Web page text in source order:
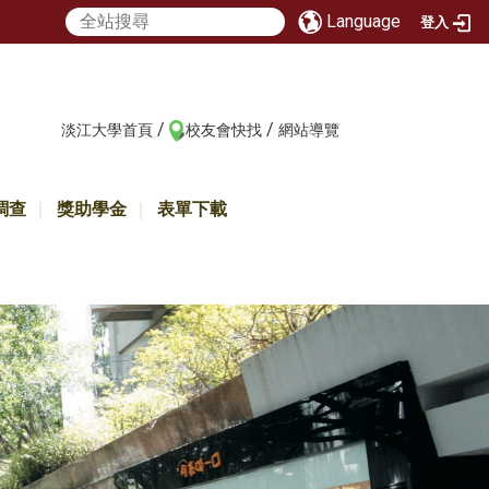
Language 登入
淡江大學首頁 / 校友會快找 / 網站導覽
查 獎助學金 表單下載